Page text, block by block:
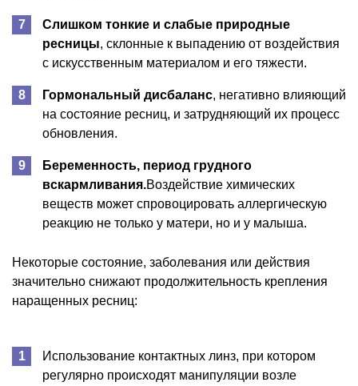
Слишком тонкие и слабые природные
ресницы, склонные к выпадению от воздействия
с искусственным материалом и его тяжести.
Гормональный дисбаланс, негативно влияющий
на состояние ресниц, и затрудняющий их процесс
обновления.
Беременность, период грудного
вскармливания.Воздействие химических
веществ может спровоцировать аллергическую
реакцию не только у матери, но и у малыша.
Некоторые состояние, заболевания или действия
значительно снижают продолжительность крепления
наращенных ресниц:
Использование контактных линз, при котором
регулярно происходят манипуляции возле